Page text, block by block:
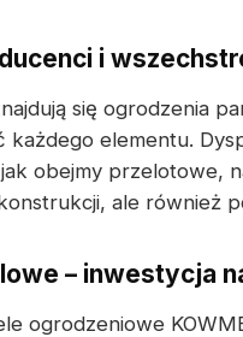
i
się ogrodzenia
każdego elementu.
obejmy przelotowe,
ale również
– inwestycja
ogrodzeniowe